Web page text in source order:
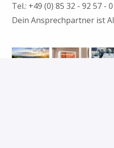
Tel.: +49 (0) 85 32 - 92 57 - 0
Dein Ansprechpartner ist